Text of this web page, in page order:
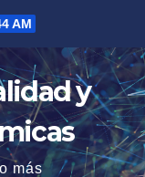
AM
y
más